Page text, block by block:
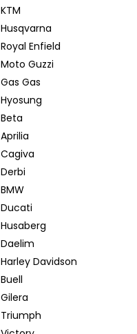
KTM
Husqvarna
Royal Enfield
Moto Guzzi
Gas Gas
Hyosung
Beta
Aprilia
Cagiva
Derbi
BMW
Ducati
Husaberg
Daelim
Harley Davidson
Buell
Gilera
Triumph